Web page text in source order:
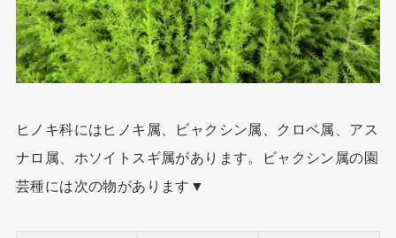
ヒノキ科にはヒノキ属、ビャクシン属、クロベ属、アス
ナロ属、ホソイトスギ属があります。ビャクシン属の園
芸種には次の物があります▼